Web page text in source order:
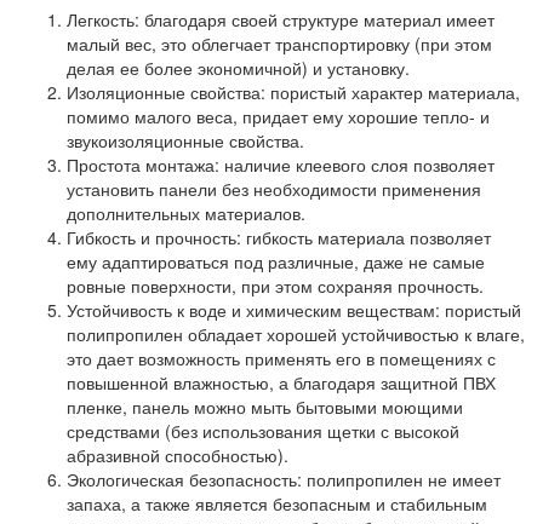
Легкость: благодаря своей структуре материал имеет
малый вес, это облегчает транспортировку (при этом
делая ее более экономичной) и установку.
Изоляционные свойства: пористый характер материала,
помимо малого веса, придает ему хорошие тепло- и
звукоизоляционные свойства.
Простота монтажа: наличие клеевого слоя позволяет
установить панели без необходимости применения
дополнительных материалов.
Гибкость и прочность: гибкость материала позволяет
ему адаптироваться под различные, даже не самые
ровные поверхности, при этом сохраняя прочность.
Устойчивость к воде и химическим веществам: пористый
полипропилен обладает хорошей устойчивостью к влаге,
это дает возможность применять его в помещениях с
повышенной влажностью, а благодаря защитной ПВХ
пленке, панель можно мыть бытовыми моющими
средствами (без использования щетки с высокой
абразивной способностью).
Экологическая безопасность: полипропилен не имеет
запаха, а также является безопасным и стабильным